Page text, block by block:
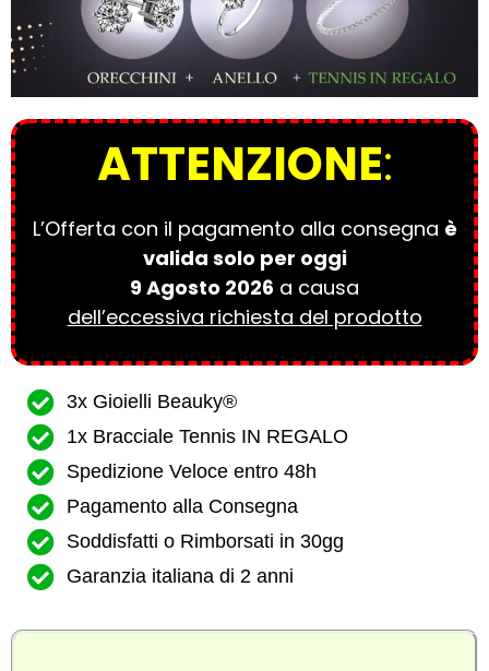
ATTENZIONE:
L’Offerta con il pagamento alla consegna è
valida solo per oggi
9 Agosto 2026 a causa
dell’eccessiva richiesta del prodotto
3x Gioielli Beauky®
1x Bracciale Tennis IN REGALO
Spedizione Veloce entro 48h
Pagamento alla Consegna
Soddisfatti o Rimborsati in 30gg
Garanzia italiana di 2 anni